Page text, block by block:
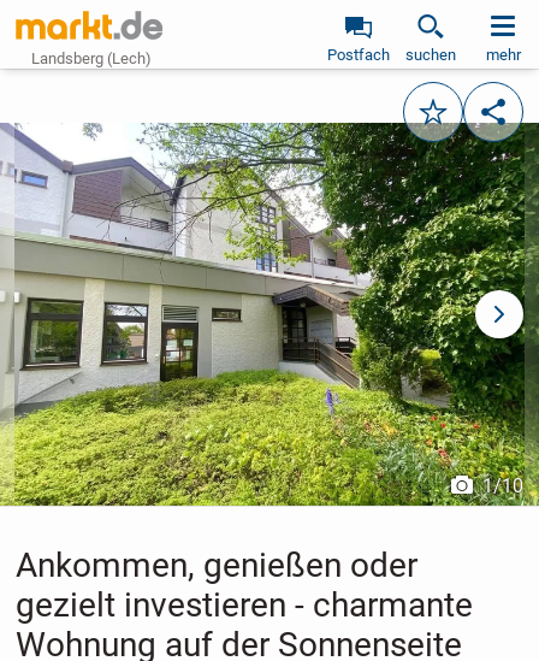
Landsberg (Lech) Postfach suchen mehr
Merken
vorheriges Bild
1/10
Ankommen, genießen oder
gezielt investieren - charmante
Wohnung auf der Sonnenseite